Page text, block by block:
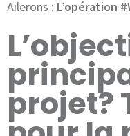
Ailerons : L’opération
projet?